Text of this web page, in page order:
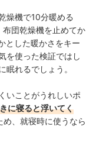
燥機で10分暖める
団乾燥機を止めてか
とした暖かさをキー
を使った検証ではし
眠れるでしょう。
いことがうれしいポ
に寝ると浮いてく
め、就寝時に使うなら